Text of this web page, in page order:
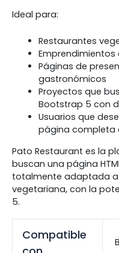
Ideal para:
Restaurantes
Páginas de
gastronómicos
Proyectos que
Bootstrap 5 con
Usuarios que
página completa
Pato Restaurant es la
buscan una página
totalmente adaptada
vegetariana, con la
5.
Compatible